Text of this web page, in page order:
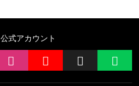
公式アカウント
instagramYouTube Follow